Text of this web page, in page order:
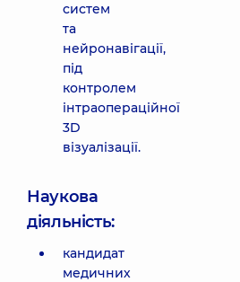
систем
та
нейронавігації,
під
контролем
інтраопераційної
3D
візуалізації.
Наукова
діяльність:
кандидат
медичних